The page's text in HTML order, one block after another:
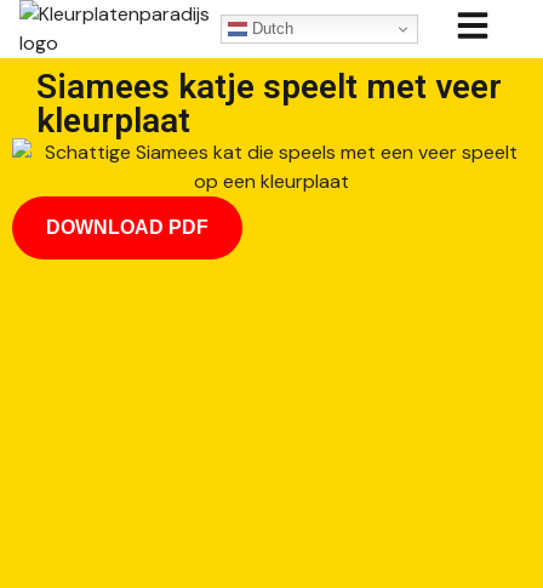
Dutch
Siamees katje speelt met veer
kleurplaat
DOWNLOAD PDF